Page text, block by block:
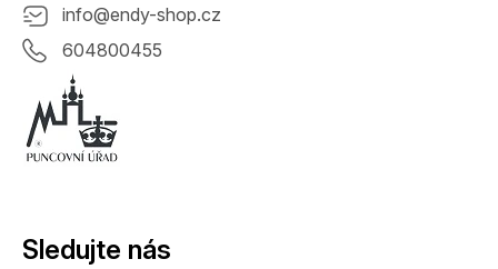
info@endy-shop.cz
604800455
Sledujte nás